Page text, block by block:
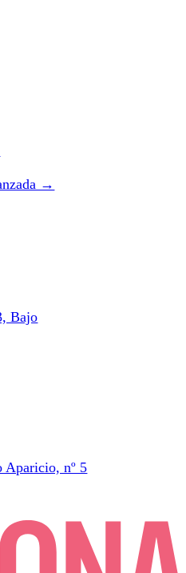
→
Bajo
Aparicio, nº 5